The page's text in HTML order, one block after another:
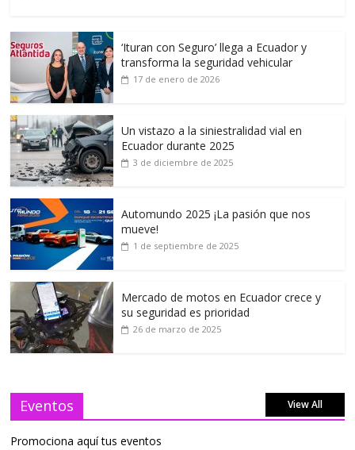
‘Ituran con Seguro’ llega a Ecuador y
transforma la seguridad vehicular
17 de enero de 2026
Un vistazo a la siniestralidad vial en
Ecuador durante 2025
3 de diciembre de 2025
Automundo 2025 ¡La pasión que nos
mueve!
1 de septiembre de 2025
Mercado de motos en Ecuador crece y
su seguridad es prioridad
26 de marzo de 2025
Eventos View All
Promociona aquí tus eventos